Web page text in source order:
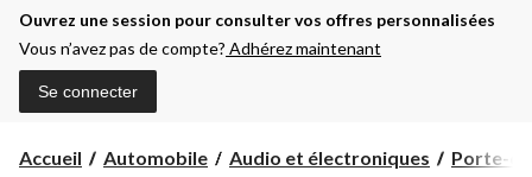
Ouvrez une session pour consulter vos offres personnalisées
Vous n’avez pas de compte? Adhérez maintenant
Se connecter
Accueil Automobile Audio et électroniques Porte-